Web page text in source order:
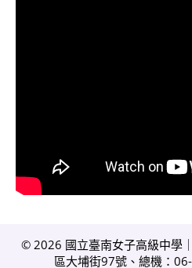
© 2026 國立臺南女子高級中學
區大埔街97號、總機：